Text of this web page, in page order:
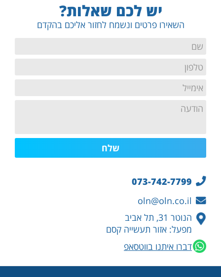
יש לכם שאלות?
השאירו פרטים ונשמח לחזור אליכם בהקדם
Name
Phone
Email
*
073-742-7799
oln@oln.co.il
הנוטר 31, תל אביב
מפעל: אזור תעשייה קסם
דברו איתנו בווטסאפ